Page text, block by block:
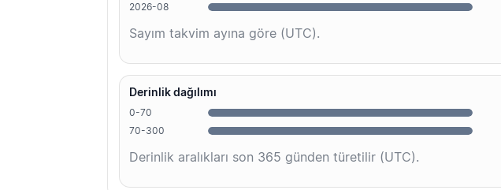
2026-08
Sayım takvim ayına göre (UTC).
Derinlik dağılımı
0-70
70-300
Derinlik aralıkları son 365 günden türetilir (UTC).